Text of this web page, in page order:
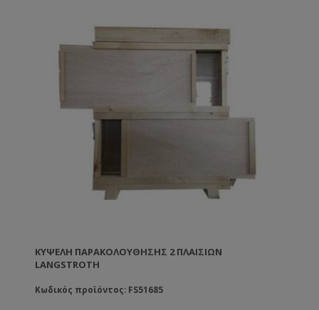
ΚΥΨΈΛΗ ΠΑΡΑΚΟΛΟΎΘΗΣΗΣ 2 ΠΛΑΙΣΊΩΝ
LANGSTROTH
Κωδικός προϊόντος: FS51685